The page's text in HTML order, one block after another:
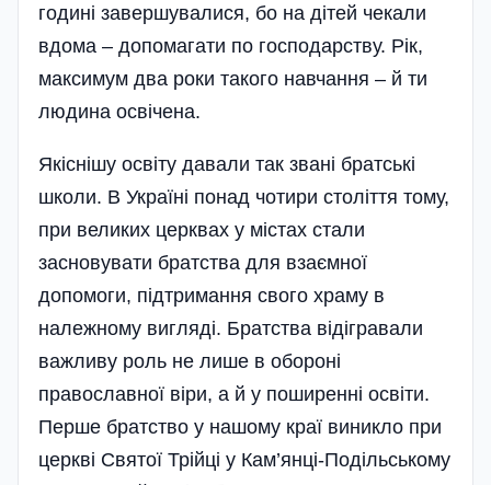
годині завершувалися, бо на дітей чекали
вдома – допомагати по господарству. Рік,
максимум два роки такого навчання – й ти
людина освічена.
Якіснішу освіту давали так звані братські
школи. В Україні понад чотири століття тому,
при великих церквах у містах стали
засновувати братства для взаємної
допомоги, підтримання свого храму в
належному вигляді. Братства відігравали
важливу роль не лише в обороні
православної віри, а й у поширенні освіти.
Перше братство у нашому краї виникло при
церкві Святої Трійці у Кам’янці-Подільському